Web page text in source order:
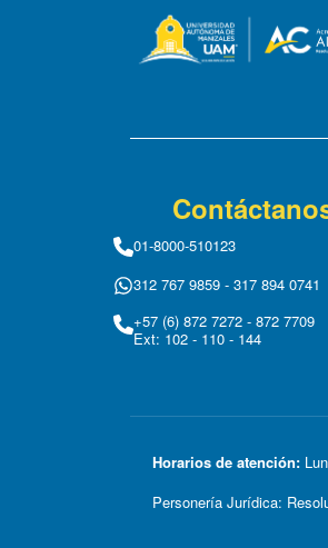
01-8000-510123
312 767 9859 - 317 894 0741
+57 (6) 872 7272 - 872 7709
Ext: 102 - 110 - 144
Horarios de atención:
Personería Jurídica: